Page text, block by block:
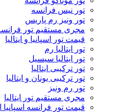
تور نیس فرانسه
تور ونیز رم پاریس
مجری مستقیم تور
قیمت تور اسپانیا و ایتالیا
تور ایتالیا رم
تور ایتالیا سیسیل
تور ترکیبی ایتالیا
تور ترکیبی یونان و ایتالیا
تور رم ونیز
مجری مستقیم تور ایتالیا
قیمت تور فرانسه اسپانیا